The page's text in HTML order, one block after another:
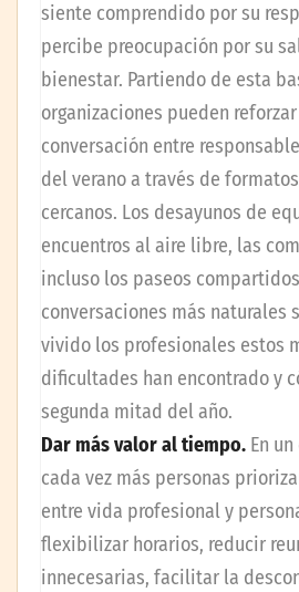
siente comprendido por su
percibe preocupación por su
bienestar. Partiendo de esta
organizaciones pueden
conversación entre
del verano a través de
cercanos. Los desayunos de
encuentros al aire libre, las
incluso los paseos
conversaciones más naturales
vivido los profesionales estos
dificultades han encontrado y
segunda mitad del año.
Dar más valor al tiempo. En
cada vez más personas
entre vida profesional y
flexibilizar horarios, reducir
innecesarias, facilitar la